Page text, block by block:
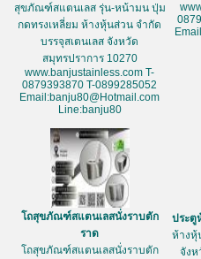
สุขภัณฑ์สแตนเลส รุ่น-หน้ามน ปุ่ม
กดทรงเหลี่ยม ห้างหุ้นส่วน จำกัด
บรรจุสเตนเลส จังหวัด
สมุทรปราการ 10270
www.banjustainless.com T-
0879393870 T-0899285052
Email:banju80@Hotmail.com
Line:banju80
โถสุขภัณฑ์สแตนเลสนั่งราบตัก
ราด
โถสุขภัณฑ์สแตนเลสนั่งราบตัก
ประตู
ห้างหุ้
จังห